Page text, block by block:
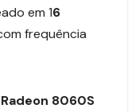
em 16
frequência
Radeon 8060S